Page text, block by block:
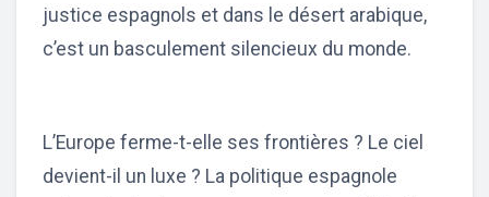
justice espagnols et dans le désert arabique,
c’est un basculement silencieux du monde.
L’Europe ferme-t-elle ses frontières ? Le ciel
devient-il un luxe ? La politique espagnole